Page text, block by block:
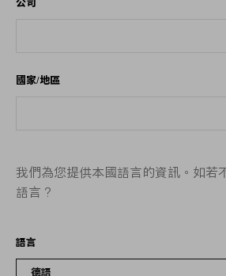
公司
國家/地區
我們為您提供本國語言的資訊。如若
語言？
語言